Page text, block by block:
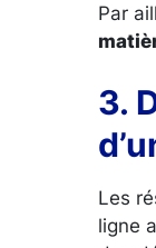
Par
3.
Les
ligne